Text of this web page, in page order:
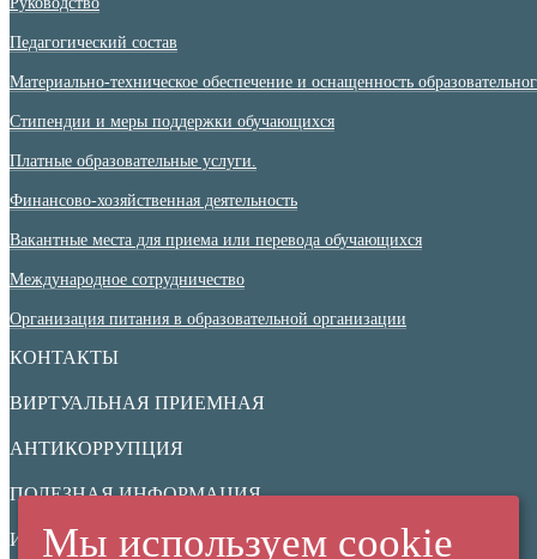
Педагогический состав
Материально-техническое обеспечение и оснащенность
Стипендии и меры поддержки обучающихся
Платные образовательные услуги.
Финансово-хозяйственная деятельность
Вакантные места для приема или перевода обучающихся
Международное сотрудничество
Организация питания в образовательной организации
КОНТАКТЫ
ВИРТУАЛЬНАЯ ПРИЕМНАЯ
АНТИКОРРУПЦИЯ
ПОЛЕЗНАЯ ИНФОРМАЦИЯ
ИНФОРМАЦИОННАЯ БЕЗОПАСНОСТЬ
Мы используем cookie